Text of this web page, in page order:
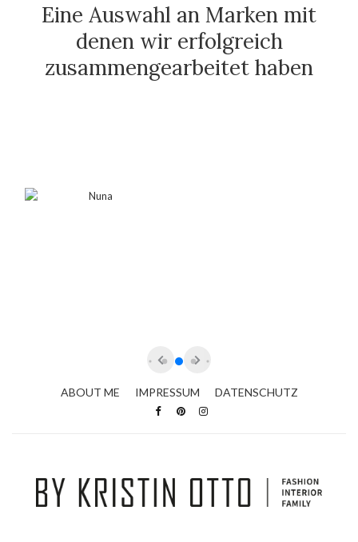
Eine Auswahl an Marken mit
denen wir erfolgreich
zusammengearbeitet haben
ABOUT ME IMPRESSUM DATENSCHUTZ